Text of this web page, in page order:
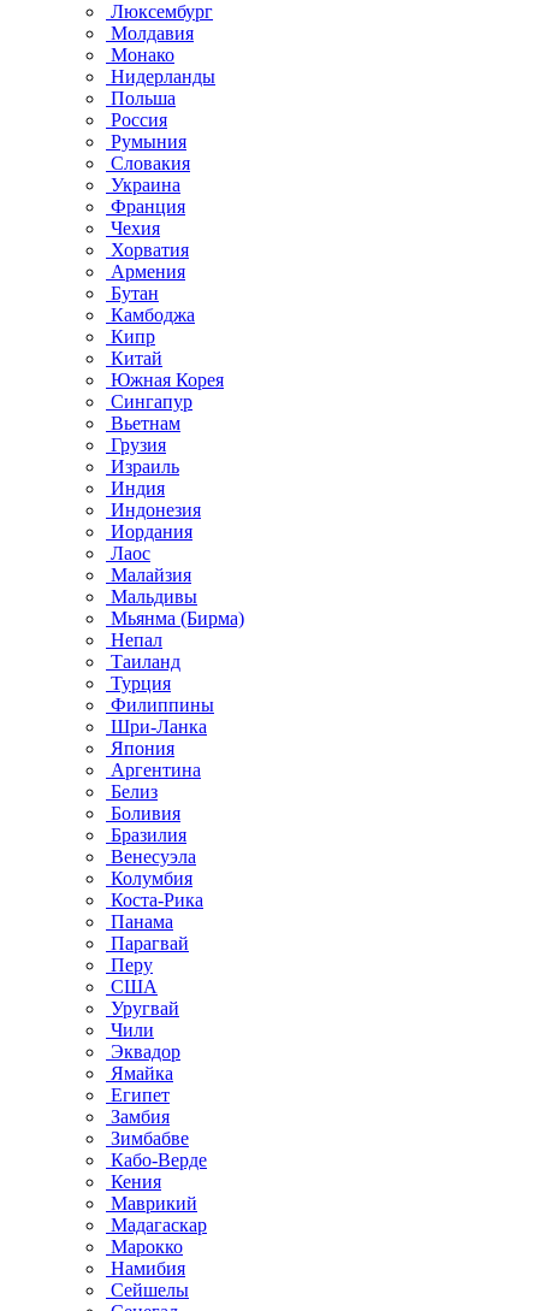
Люксембург
Молдавия
Монако
Нидерланды
Польша
Россия
Румыния
Словакия
Украина
Франция
Чехия
Хорватия
Армения
Бутан
Камбоджа
Кипр
Китай
Южная Корея
Сингапур
Вьетнам
Грузия
Израиль
Индия
Индонезия
Иордания
Лаос
Малайзия
Мальдивы
Мьянма (Бирма)
Непал
Таиланд
Турция
Филиппины
Шри-Ланка
Япония
Аргентина
Белиз
Боливия
Бразилия
Венесуэла
Колумбия
Коста-Рика
Панама
Парагвай
Перу
США
Уругвай
Чили
Эквадор
Ямайка
Египет
Замбия
Зимбабве
Кабо-Верде
Кения
Маврикий
Мадагаскар
Марокко
Намибия
Сейшелы